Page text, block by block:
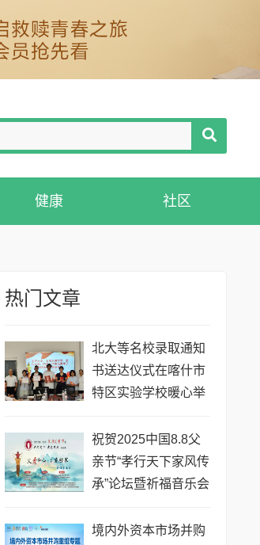
健康 社区
热门文章
北大等名校录取通知
书送达仪式在喀什市
特区实验学校暖心举
祝贺2025中国8.8父
亲节“孝行天下家风传
承”论坛暨祈福音乐会
境内外资本市场并购